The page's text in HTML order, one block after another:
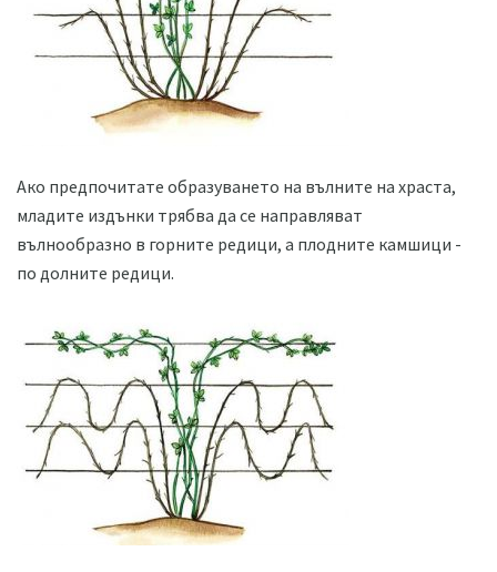
Ако предпочитате образуването на вълните на храста,
младите издънки трябва да се направляват
вълнообразно в горните редици, а плодните камшици -
по долните редици.